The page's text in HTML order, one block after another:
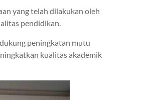
yang telah dilakukan oleh
pendidikan.
peningkatan mutu
kualitas akademik